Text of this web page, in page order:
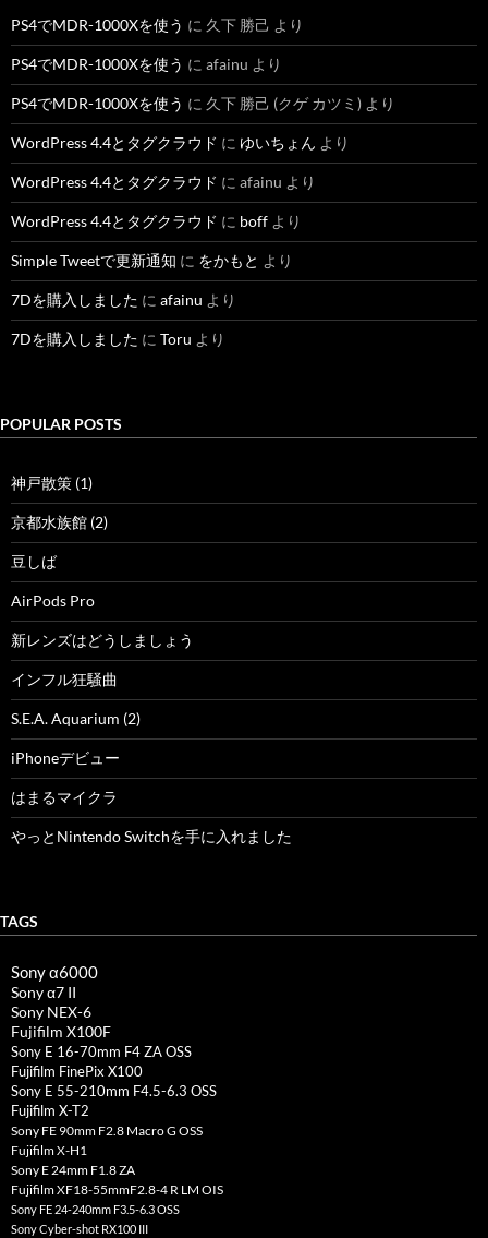
PS4でMDR-1000Xを使う に 久下 勝己 より
PS4でMDR-1000Xを使う に afainu より
PS4でMDR-1000Xを使う に 久下 勝己 (クゲ カツミ) より
WordPress 4.4とタグクラウド に ゆいちょん より
WordPress 4.4とタグクラウド に afainu より
WordPress 4.4とタグクラウド に boff より
Simple Tweetで更新通知 に をかもと より
7Dを購入しました に afainu より
7Dを購入しました に Toru より
POPULAR POSTS
神戸散策 (1)
京都水族館 (2)
豆しば
AirPods Pro
新レンズはどうしましょう
インフル狂騒曲
S.E.A. Aquarium (2)
iPhoneデビュー
はまるマイクラ
やっとNintendo Switchを手に入れました
TAGS
Sony α6000
Sony α7 II
Sony NEX-6
Fujifilm X100F
Sony E 16-70mm F4 ZA OSS
Fujifilm FinePix X100
Sony E 55-210mm F4.5-6.3 OSS
Fujifilm X-T2
Sony FE 90mm F2.8 Macro G OSS
Fujifilm X-H1
Sony E 24mm F1.8 ZA
Fujifilm XF18-55mmF2.8-4 R LM OIS
Sony FE 24-240mm F3.5-6.3 OSS
Sony Cyber-shot RX100 III